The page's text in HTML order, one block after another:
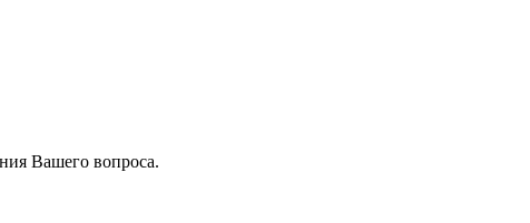
Вашего вопроса.